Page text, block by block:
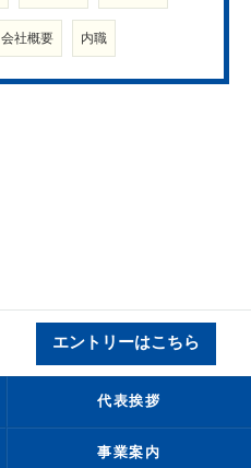
会社概要 内職
エントリーはこちら
代表挨拶
事業案内